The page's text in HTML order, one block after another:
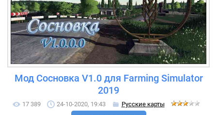
Мод Сосновка V1.0 для Farming Simulator
2019
17 389 24-10-2020, 19:43 Русские карты